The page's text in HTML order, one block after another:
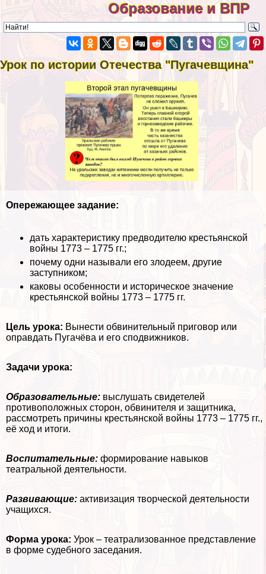
Образование и ВПР
Урок по истории Отечества "Пугачевщина"
Опережающее задание:
дать хаpaктеристику предводителю крестьянской
войны 1773 – 1775 гг.;
почему одни называли его злодеем, другие
заступником;
каковы особенности и историческое значение
крестьянской войны 1773 – 1775 гг.
Цель урока: Вынести обвинительный приговор или
оправдать Пугачёва и его сподвижников.
Задачи урока:
Образовательные: выслушать свидетелей
противоположных сторон, обвинителя и защитника,
рассмотреть причины крестьянской войны 1773 – 1775 гг.,
её ход и итоги.
Воспитательные: формирование навыков
театральной деятельности.
Развивающие: активизация творческой деятельности
учащихся.
Форма урока: Урок – театрализованное представление
в форме судебного заседания.